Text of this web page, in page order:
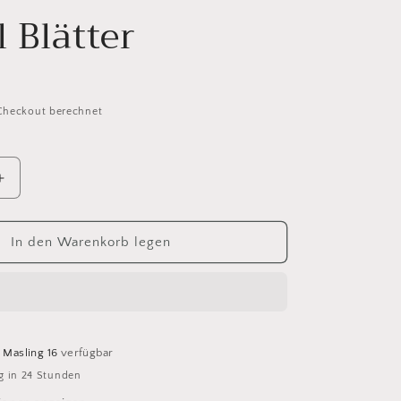
Blätter
berechnet
Erhöhe
fürIn den Warenkorb legen
Masling 16 verfügbar
in 24 Stunden